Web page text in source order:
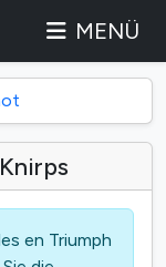
MENÜ
en Triumph